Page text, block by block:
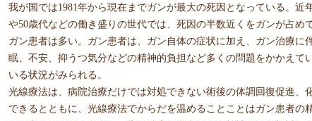
我が国では1981年から現在までガンが最大の死因となっている。
や50歳代などの働き盛りの世代では、死因の半数近くをガンが占
ガン患者は多い。ガン患者は、ガン自体の症状に加え、ガン治療
眠、不安、抑うつ気分などの精神的負担など多くの問題をかかえ
いる状況がみられる。
光線療法は、病院治療だけでは対処できない術後の体調回復促進
できるとともに、光線療法でからだを温めることことはガン患者